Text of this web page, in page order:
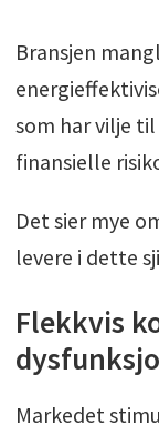
Bransjen
som har vilje
finansielle
Det sier mye
levere i dette
Flekkvis
Markedet